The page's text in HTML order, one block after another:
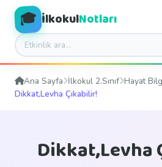
🎓 İlkokulNotları
Ana Sayfa İlkokul 2.Sınıf Hayat
Dikkat,Levha Çıkabilir!
Dikkat,Levha